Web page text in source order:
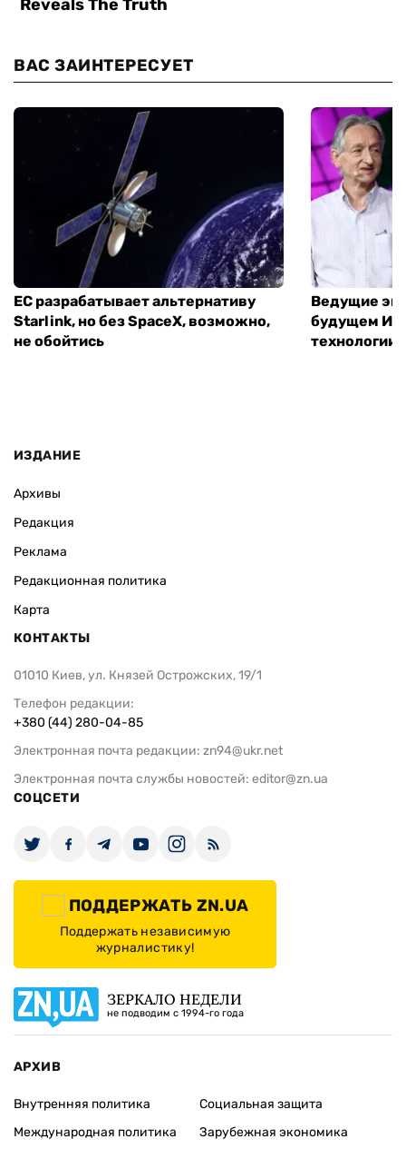
ВАС ЗАИНТЕРЕСУЕТ
ЕС разрабатывает альтернативу
Starlink, но без SpaceX, возможно,
не обойтись
Ведущие
будущем
технологии
ИЗДАНИЕ
Архивы
Редакция
Реклама
Редакционная политика
Карта
КОНТАКТЫ
01010 Киев, ул. Князей Острожских, 19/1
Телефон редакции:
+380 (44) 280-04-85
Электронная почта редакции: zn94@ukr.net
Электронная почта службы новостей: editor@zn.ua
СОЦСЕТИ
ПОДДЕРЖАТЬ ZN.UA
Поддержать независимую
журналистику!
ЗЕРКАЛО НЕДЕЛИ
не подводим с 1994-го года
АРХИВ
Внутренняя политика
Международная политика
Социальная защита
Зарубежная экономика